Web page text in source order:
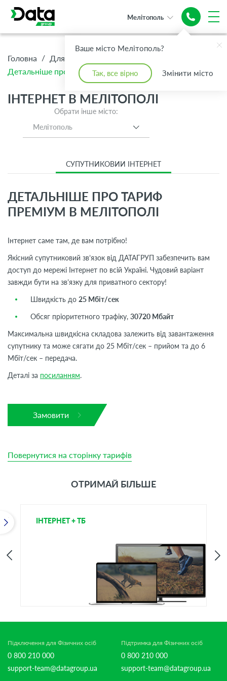
Ваше місто Мелiтополь?
Так, все вірно Змінити місто
Мелiтополь
Головна / Для Дому
Детальніше про тариф Преміум
ІНТЕРНЕТ В МЕЛІТОПОЛІ
Обрати інше місто:
Мелiтополь
СУПУТНИКОВИЙ ІНТЕРНЕТ
ДЕТАЛЬНІШЕ ПРО ТАРИФ
ПРЕМІУМ В МЕЛІТОПОЛІ
Інтернет саме там, де вам потрібно!
Якісний супутниковий зв’язок від ДАТАГРУП забезпечить вам
доступ до мережі Інтернет по всій Україні. Чудовий варіант
завжди бути на зв’язку для приватного сектору!
Швидкість до 25 Мбіт/сек
Обсяг пріоритетного трафіку, 30720 Мбайт
Максимальна швидкісна складова залежить від завантаження
супутнику та може сягати до 25 Мбіт/сек – прийом та до 6
Мбіт/сек – передача.
Деталі за посиланням.
Замовити
Повернутися на сторінку тарифів
ОТРИМАЙ БІЛЬШЕ
ІНТЕРНЕТ + ТБ
Підключення для Фізичних осіб
0 800 210 000
support-team@datagroup.ua
Підтримка для Фізичних осіб
0 800 210 000
support-team@datagroup.ua